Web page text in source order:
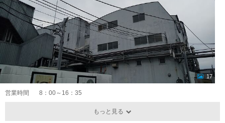
17
営業時間 8：00～16：35
もっと見る